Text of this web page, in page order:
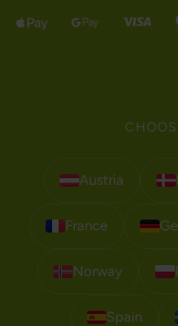
Austria
France
Norway
Spain